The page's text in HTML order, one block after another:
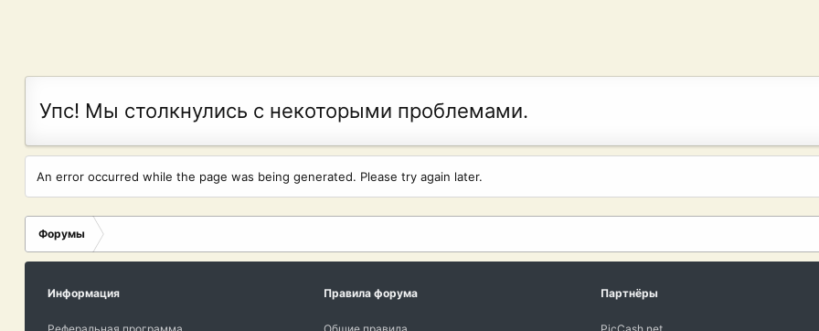
Упс! Мы столкнулись с некоторыми проблемами.
An error occurred while the page was being generated. Please try again later.
Форумы
Информация Правила форума Партнёры